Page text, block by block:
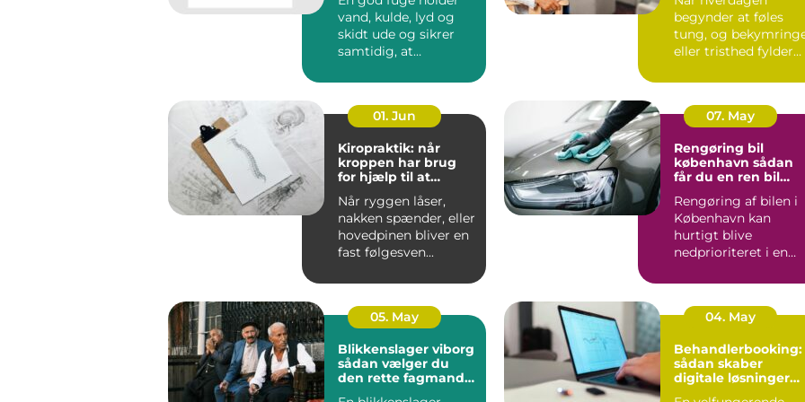
vand, kulde, lyd og
skidt ude og sikrer
samtidig, at
bevæge sig ud...
begynder at føles
tung, og
eller tristhed fylder
kan en p...
01. Jun
Kiropraktik: når
kroppen har brug
for hjælp til at
Når ryggen låser,
nakken spænder, eller
hovedpinen bliver en
fast følgesven...
07. May
Rengøring bil
københavn sådan
får du en ren bil
Rengøring af bilen i
København kan
hurtigt blive
nedprioriteret i en
arbejde, børn...
05. May
Blikkenslager viborg
sådan vælger du
den rette fagmand
04. May
Behandlerbooking:
sådan skaber
digitale løsninger